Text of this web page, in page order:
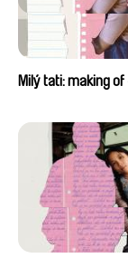
Milý tati: making of